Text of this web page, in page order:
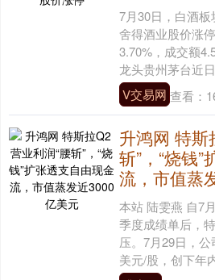
7月30日，白酒板
舍得酒业股价涨
3.70%，成交额
龙头贵州茅台近
V交易网 查看：
升鸿网 特斯
斩”，“烧钱
流，市值蒸
本站 陆雯燕 自7
季度成绩单后，
压。7月29日，
美元/股，创下年